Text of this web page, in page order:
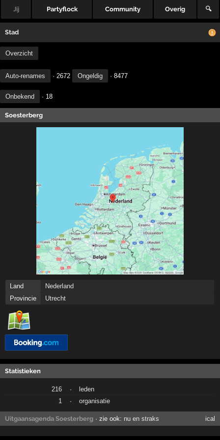
Jij Partyflock Community Overig 🔍
Stad
Overzicht
Auto-renames · 2672 Ongeldig · 8477
Onbekend · 18
Soesterberg
Land
Nederland
Provincie
Utrecht
Statistieken
216 ·
leden
1
· organisatie
Uitgaansagenda Soesterberg · zie ook: nu en straks ical